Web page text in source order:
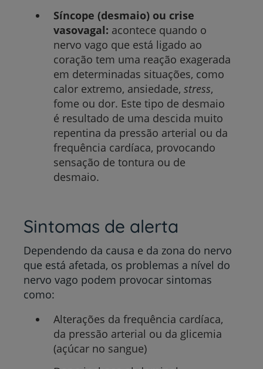
Síncope (desmaio) ou crise
vasovagal: acontece quando o
nervo vago que está ligado ao
coração tem uma reação exagerada
em determinadas situações, como
calor extremo, ansiedade, stress,
fome ou dor. Este tipo de desmaio
é resultado de uma descida muito
repentina da pressão arterial ou da
frequência cardíaca, provocando
sensação de tontura ou de
desmaio.
Sintomas de alerta
Dependendo da causa e da zona do nervo
que está afetada, os problemas a nível do
nervo vago podem provocar sintomas
como:
Alterações da frequência cardíaca,
da pressão arterial ou da glicemia
(açúcar no sangue)